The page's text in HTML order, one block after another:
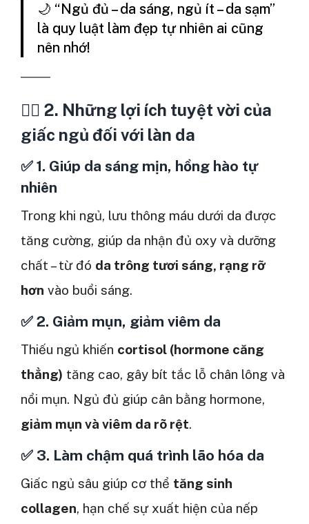
🌙 “Ngủ đủ – da sáng, ngủ ít – da sạm”
là quy luật làm đẹp tự nhiên ai cũng
nên nhớ!
💆‍♀️ 2. Những lợi ích tuyệt vời của
giấc ngủ đối với làn da
✅ 1. Giúp da sáng mịn, hồng hào tự
nhiên
Trong khi ngủ, lưu thông máu dưới da được
tăng cường, giúp da nhận đủ oxy và dưỡng
chất – từ đó da trông tươi sáng, rạng rỡ
hơn vào buổi sáng.
✅ 2. Giảm mụn, giảm viêm da
Thiếu ngủ khiến cortisol (hormone căng
thẳng) tăng cao, gây bít tắc lỗ chân lông và
nổi mụn. Ngủ đủ giúp cân bằng hormone,
giảm mụn và viêm da rõ rệt.
✅ 3. Làm chậm quá trình lão hóa da
Giấc ngủ sâu giúp cơ thể tăng sinh
collagen, hạn chế sự xuất hiện của nếp